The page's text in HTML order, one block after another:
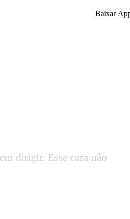
Baixar
r. Esse cara não